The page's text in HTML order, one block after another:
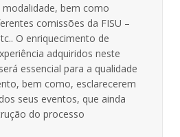
bem como
comissões da FISU –
O enriquecimento de
adquiridos neste
essencial para a qualidade
bem como, esclarecerem
seus eventos, que ainda
do processo